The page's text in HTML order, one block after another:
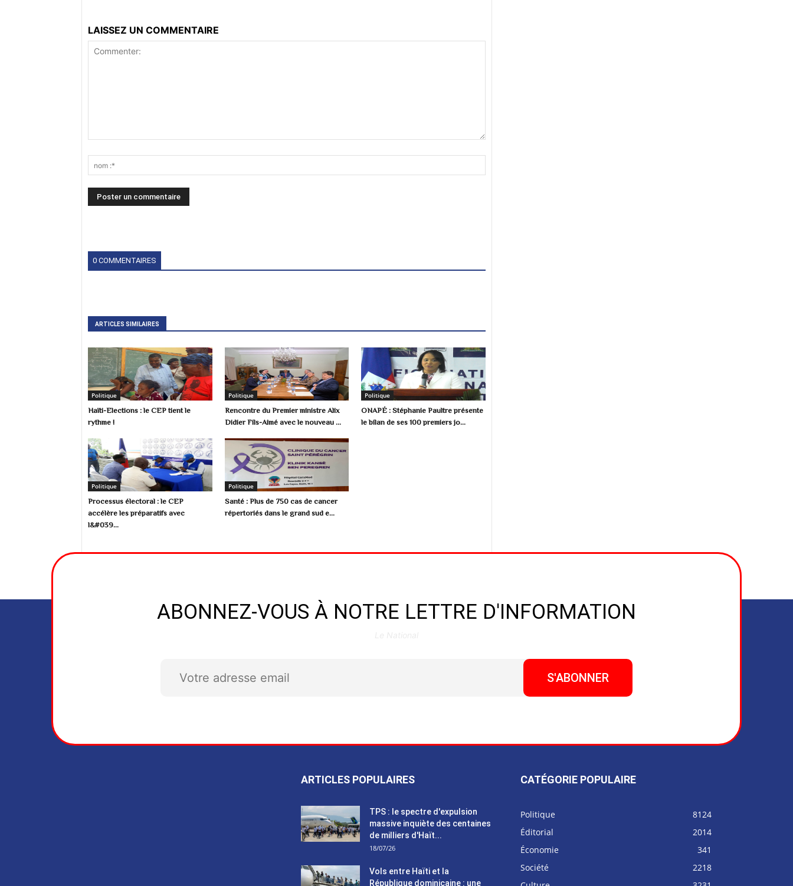
LAISSEZ UN COMMENTAIRE
0 COMMENTAIRES
ARTICLES SIMILAIRES
Politique
Haïti-Elections : le CEP tient le
rythme !
Politique
Rencontre du Premier ministre Alix
Didier Fils-Aimé avec le nouveau ...
Politique
ONAPÉ : Stéphanie Paultre présente
le bilan de ses 100 premiers jo...
Politique
Processus électoral : le CEP
accélère les préparatifs avec
l&#039...
Politique
Santé : Plus de 750 cas de cancer
répertoriés dans le grand sud e...
ABONNEZ-VOUS À NOTRE LETTRE D'INFORMATION
ARTICLES POPULAIRES
TPS : le spectre d'expulsion
massive inquiète des centaines
de milliers d'Haït...
18/07/26
Vols entre Haïti et la
République dominicaine : une
CATÉGORIE POPULAIRE
Politique
8124
Éditorial
2014
Économie
341
Société
2218